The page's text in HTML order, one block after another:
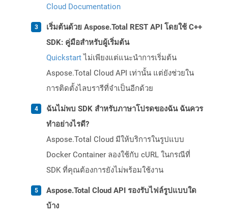
Cloud Documentation
เริ่มต้นด้วย Aspose.Total REST API โดยใช้ C++
SDK: คู่มือสำหรับผู้เริ่มต้น
Quickstartไม่เพียงแต่แนะนำการเริ่มต้น
Aspose.Total Cloud API เท่านั้น แต่ยังช่วยใน
การติดตั้งไลบรารีที่จำเป็นอีกด้วย
ฉันไม่พบ SDK สำหรับภาษาโปรดของฉัน ฉันควร
ทำอย่างไรดี?
Aspose.Total Cloud มีให้บริการในรูปแบบ
Docker Container ลองใช้กับ cURL ในกรณีที่
SDK ที่คุณต้องการยังไม่พร้อมใช้งาน
Aspose.Total Cloud API รองรับไฟล์รูปแบบใด
บ้าง